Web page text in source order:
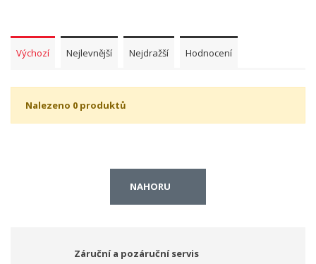
Výchozí Nejlevnější Nejdražší Hodnocení
Nalezeno 0 produktů
NAHORU
Záruční a pozáruční servis